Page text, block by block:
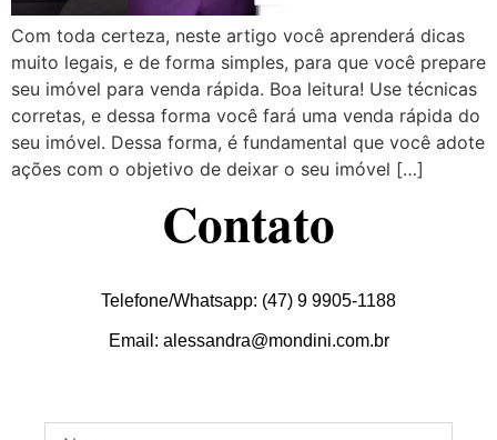
Com toda certeza, neste artigo você aprenderá dicas
muito legais, e de forma simples, para que você prepare
seu imóvel para venda rápida. Boa leitura! Use técnicas
corretas, e dessa forma você fará uma venda rápida do
seu imóvel. Dessa forma, é fundamental que você adote
ações com o objetivo de deixar o seu imóvel […]
Contato
Telefone/Whatsapp: (47) 9 9905-1188
Email: alessandra@mondini.com.br